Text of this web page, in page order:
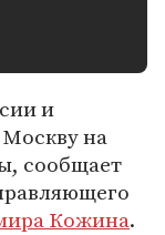
и
на
сообщает
Кожина.